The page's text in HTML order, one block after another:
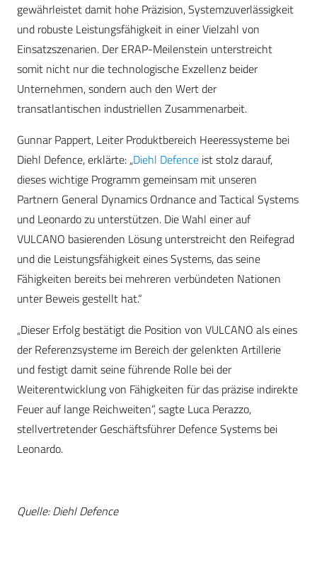
gewährleistet damit hohe Präzision, Systemzuverlässigkeit
und robuste Leistungsfähigkeit in einer Vielzahl von
Einsatzszenarien. Der ERAP-Meilenstein unterstreicht
somit nicht nur die technologische Exzellenz beider
Unternehmen, sondern auch den Wert der
transatlantischen industriellen Zusammenarbeit.
Gunnar Pappert, Leiter Produktbereich Heeressysteme bei
Diehl Defence, erklärte: „Diehl Defence ist stolz darauf,
dieses wichtige Programm gemeinsam mit unseren
Partnern General Dynamics Ordnance and Tactical Systems
und Leonardo zu unterstützen. Die Wahl einer auf
VULCANO basierenden Lösung unterstreicht den Reifegrad
und die Leistungsfähigkeit eines Systems, das seine
Fähigkeiten bereits bei mehreren verbündeten Nationen
unter Beweis gestellt hat.“
„Dieser Erfolg bestätigt die Position von VULCANO als eines
der Referenzsysteme im Bereich der gelenkten Artillerie
und festigt damit seine führende Rolle bei der
Weiterentwicklung von Fähigkeiten für das präzise indirekte
Feuer auf lange Reichweiten“, sagte Luca Perazzo,
stellvertretender Geschäftsführer Defence Systems bei
Leonardo.
Quelle: Diehl Defence